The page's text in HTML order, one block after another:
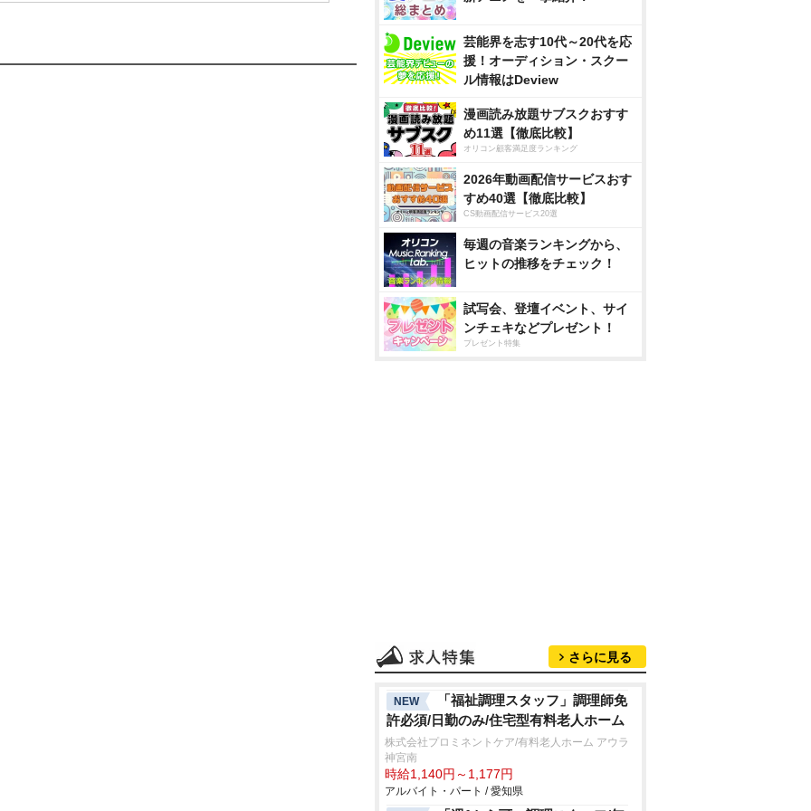
芸能界を志す10代～20代を応
援！オーディション・スクー
ル情報はDeview
漫画読み放題サブスクおすす
め11選【徹底比較】
オリコン顧客満足度ランキング
2026年動画配信サービスおす
すめ40選【徹底比較】
CS動画配信サービス20選
毎週の音楽ランキングから、
ヒットの推移をチェック！
試写会、登壇イベント、サイ
ンチェキなどプレゼント！
プレゼント特集
さらに見る
NEW
「福祉調理スタッフ」調理師免
許必須/日勤のみ/住宅型有料老人ホーム
株式会社プロミネントケア/有料老人ホーム アウラ
神宮南
時給1,140円～1,177円
アルバイト・パート / 愛知県